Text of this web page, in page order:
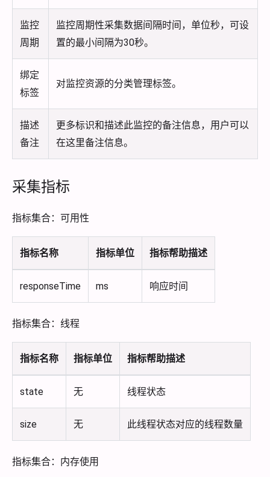
监控
周期
监控周期性采集数据间隔时间，单位秒，可设
置的最小间隔为30秒。
绑定
标签
对监控资源的分类管理标签。
描述
备注
更多标识和描述此监控的备注信息，用户可以
在这里备注信息。
采集指标
指标集合：可用性
指标名称 指标单位 指标帮助描述
responseTime ms 响应时间
指标集合：线程
指标名称 指标单位 指标帮助描述
state 无 线程状态
size 无 此线程状态对应的线程数量
指标集合：内存使用